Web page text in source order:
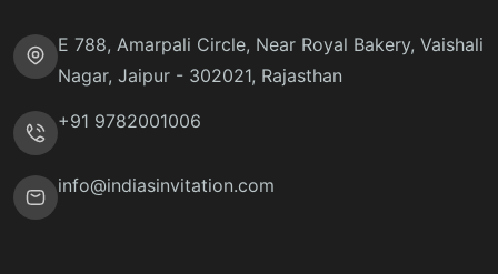
E 788, Amarpali Circle, Near Royal Bakery, Vaishali
Nagar, Jaipur - 302021, Rajasthan
+91 9782001006
info@indiasinvitation.com